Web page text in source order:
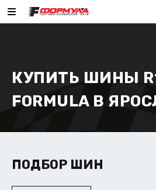
КУПИТЬ ШИНЫ
FORMULA В
ПОДБОР ШИН